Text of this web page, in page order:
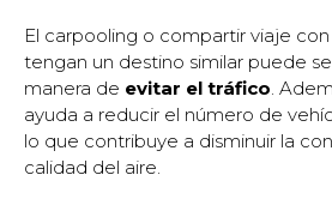
El carpooling o compartir viaje
tengan un destino similar puede
manera de evitar el tráfico.
ayuda a reducir el número de
lo que contribuye a disminuir la
calidad del aire.